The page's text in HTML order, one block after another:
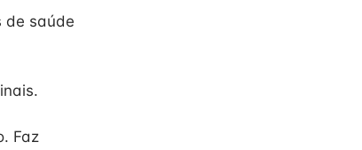
de saúde
Faz